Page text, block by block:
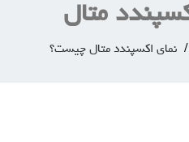
متال
نمای اکسپندد متال چیست؟